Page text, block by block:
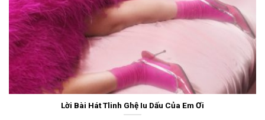
Lời Bài Hát Tlinh Ghệ Iu Dấu Của Em Ơi